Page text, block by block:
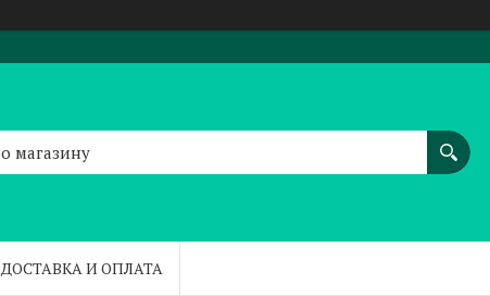
ДОСТАВКА И ОПЛАТА